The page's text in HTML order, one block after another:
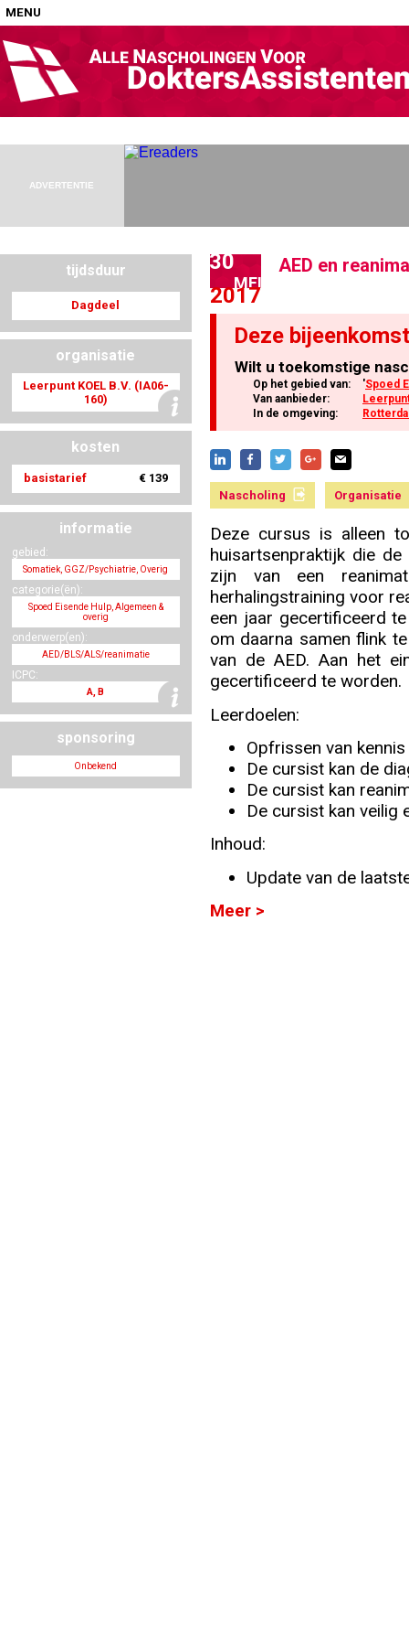
MENU
Home
Nascholingen op locatie (agenda)
Nascholingen online (elearning)
Nascholingen op aanvraag (in-company)
Nascholing aanmelden
Zoek op kaart
Registreren
Inloggen
ADVERTENTIE
tijdsduur
Dagdeel
organisatie
Leerpunt KOEL B.V. (IA06-
160)
kosten
basistarief € 139
informatie
gebied:
Somatiek, GGZ/Psychiatrie, Overig
categorie(ën):
Spoed Eisende Hulp, Algemeen &
overig
onderwerp(en):
AED/BLS/ALS/reanimatie
ICPC:
A, B
sponsoring
Onbekend
30
MEI
2017
AED en
Deze
Wilt u toekomstige
Op het gebied van: 'Spoed
Van aanbieder:
In de omgeving:
Nascholing Organisatie
Deze cursus is alleen
huisartsenpraktijk die
zijn van een
herhalingstraining voor
een jaar gecertificeerd
om daarna samen flink
van de AED. Aan het
gecertificeerd te worden.
Leerdoelen:
Opfrissen van
De cursist kan de
De cursist kan
De cursist kan veilig
Inhoud:
Update van de
Meer >